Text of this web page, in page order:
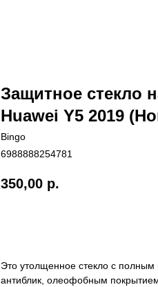
Защитное стекло
Huawei Y5 2019
Bingo
6988888254781
350,00 р.
Это утолщенное стекло с
антиблик, олеофобным